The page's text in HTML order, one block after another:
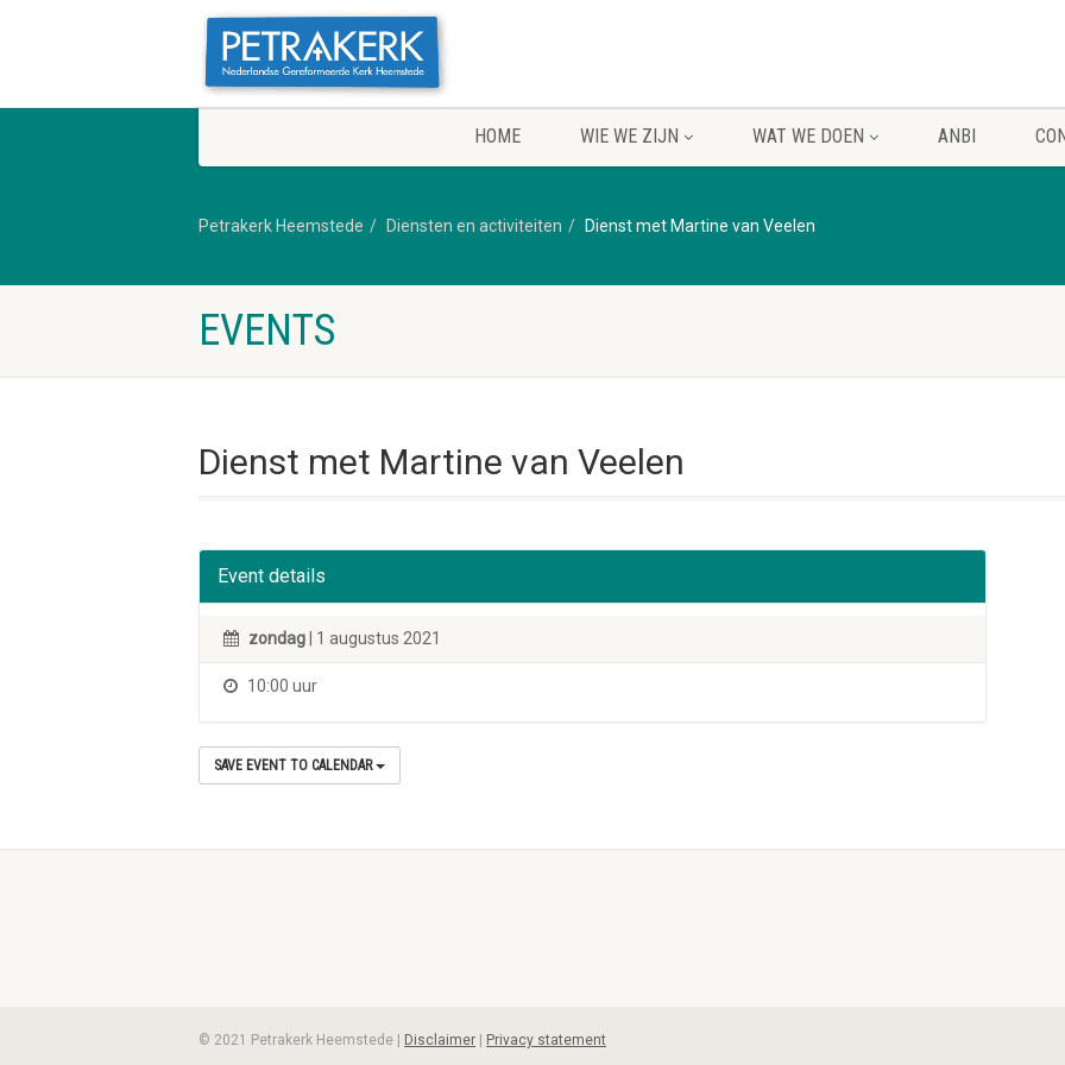
HOME WIE WE ZIJN WAT WE DOEN ANBI
Petrakerk Heemstede Diensten en activiteiten Dienst met Martine van Veelen
EVENTS
Dienst met Martine van Veelen
Event details
zondag | 1 augustus 2021
10:00 uur
SAVE EVENT TO CALENDAR
© 2021 Petrakerk Heemstede | Disclaimer Privacy statement